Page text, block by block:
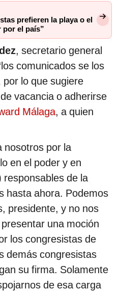
prefieren la playa o el
por el país”
, secretario general
comunicados se los
por lo que sugiere
vacancia o adherirse
Málaga, a quien
nosotros por la
en el poder y en
de la
hasta ahora. Podemos
presidente, y no nos
una moción
los congresistas de
demás congresistas
su firma. Solamente
de esa carga